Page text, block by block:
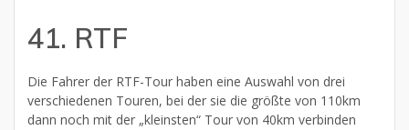
41. RTF
Die Fahrer der RTF-Tour haben eine Auswahl von drei
verschiedenen Touren, bei der sie die größte von 110km
dann noch mit der „kleinsten“ Tour von 40km verbinden